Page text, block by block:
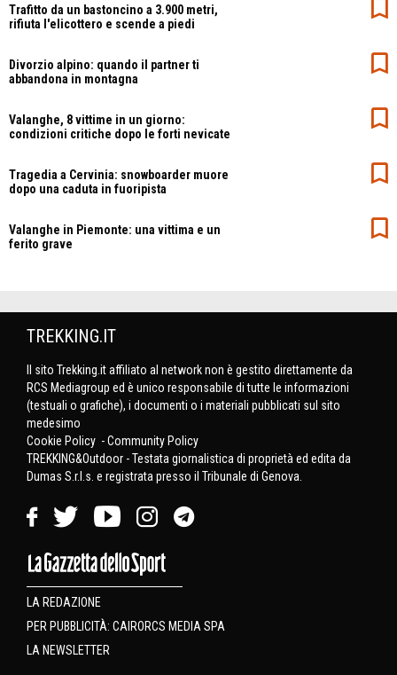
Trafitto da un bastoncino a 3.900 metri,
rifiuta l'elicottero e scende a piedi
Divorzio alpino: quando il partner ti
abbandona in montagna
Valanghe, 8 vittime in un giorno:
condizioni critiche dopo le forti nevicate
Tragedia a Cervinia: snowboarder muore
dopo una caduta in fuoripista
Valanghe in Piemonte: una vittima e un
ferito grave
TREKKING.IT
Il sito Trekking.it affiliato al network non è gestito direttamente da
RCS Mediagroup ed è unico responsabile di tutte le informazioni
(testuali o grafiche), i documenti o i materiali pubblicati sul sito
medesimo
Cookie Policy -Community Policy
TREKKING&Outdoor - Testata giornalistica di proprietà ed edita da
Dumas S.r.l.s. e registrata presso il Tribunale di Genova.
LA REDAZIONE
PER PUBBLICITÀ: CAIRORCS MEDIA SPA
LA NEWSLETTER